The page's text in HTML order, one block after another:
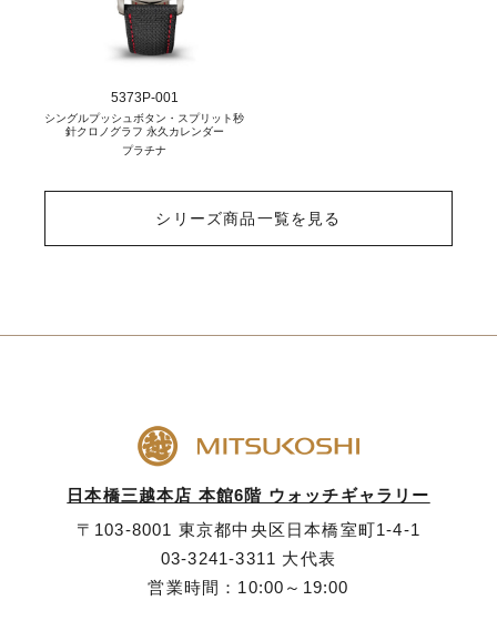
5373P-001
シングルプッシュボタン・スプリット秒
針クロノグラフ 永久カレンダー
プラチナ
シリーズ商品一覧を見る
日本橋三越本店 本館6階 ウォッチギャラリー
〒103-8001 東京都中央区日本橋室町1-4-1
03-3241-3311 大代表
営業時間：10:00～19:00